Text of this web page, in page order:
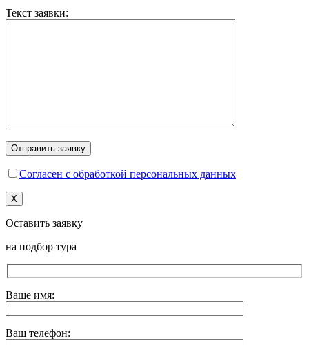
Текст заявки:
Согласен с обработкой персональных данных
X
Оставить заявку
на подбор тура
Ваше имя:
Ваш телефон: